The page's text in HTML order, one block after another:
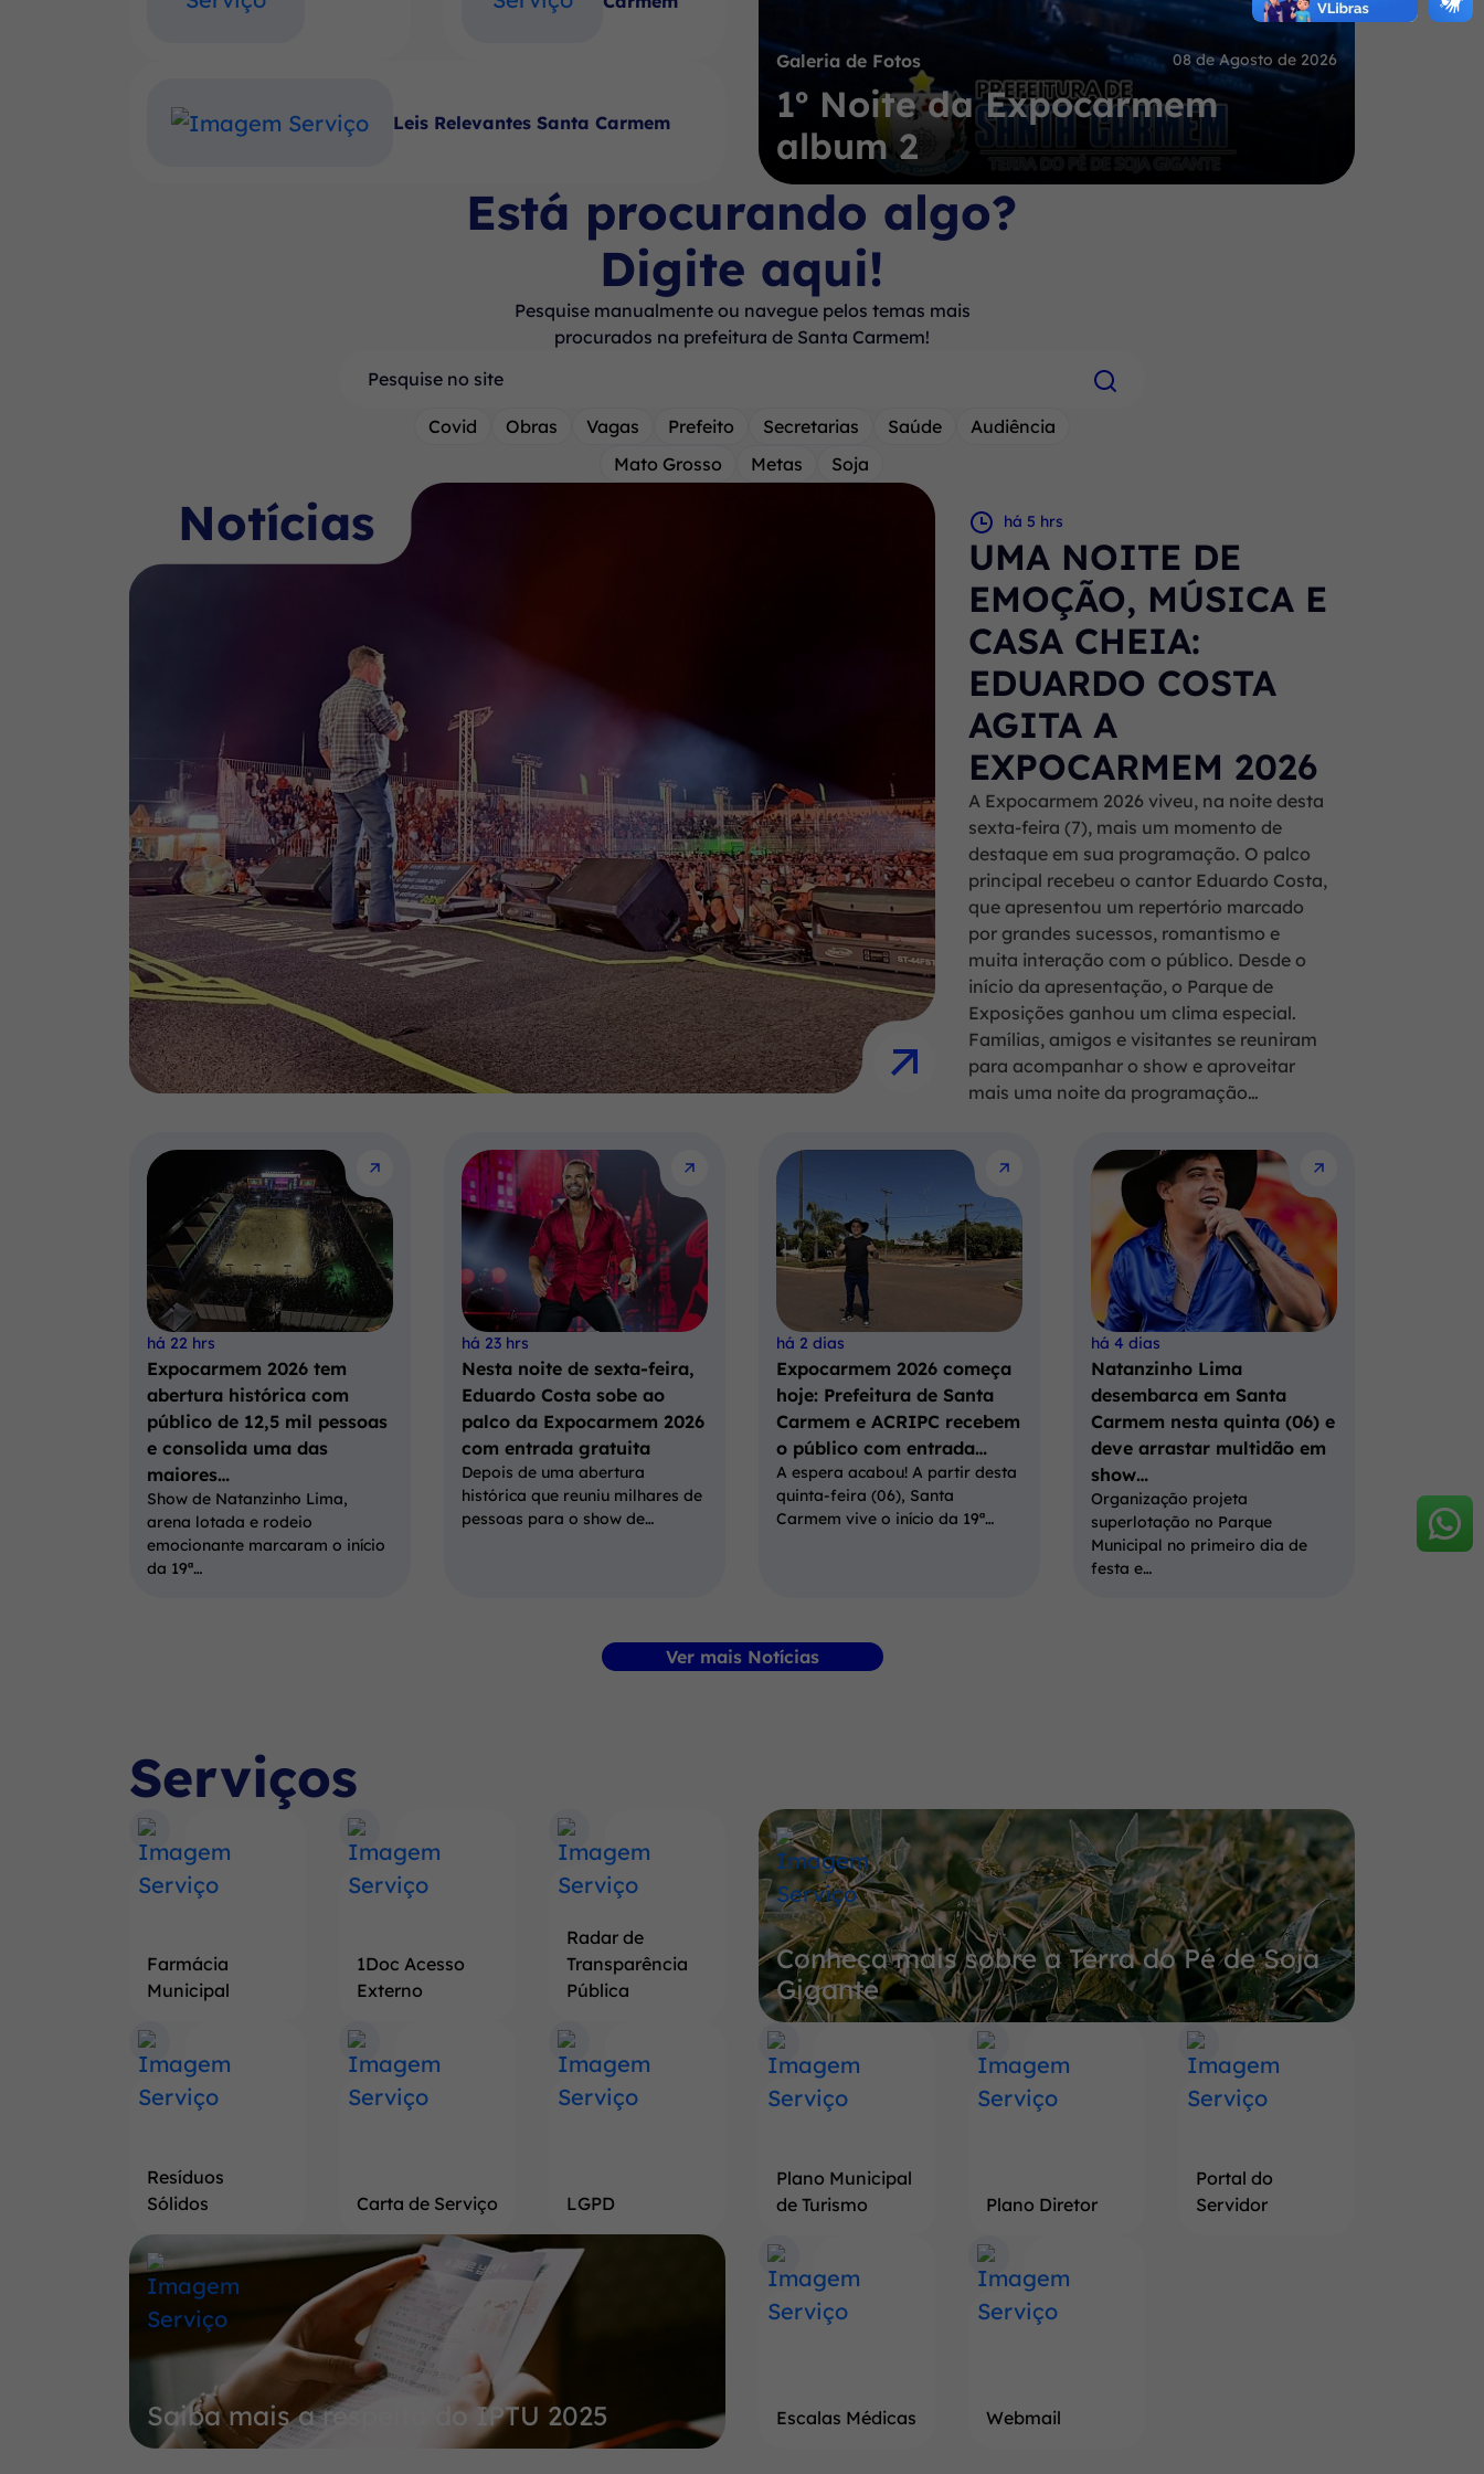
Leis Relevantes Santa Carmem
Galeria de Fotos 08 de Agosto de 2026
1º Noite da Expocarmem
album 2
Está procurando algo?
Digite aqui!
Pesquise manualmente ou navegue pelos temas mais
procurados na prefeitura de Santa Carmem!
Pesquisar
Covid Obras Vagas Prefeito Secretarias Saúde
Audiência
Mato Grosso
Metas Soja
Notícias há 5 hrs
UMA NOITE DE
EMOÇÃO, MÚSICA E
CASA CHEIA:
EDUARDO COSTA
AGITA A
EXPOCARMEM 2026
A Expocarmem 2026 viveu, na noite desta
sexta-feira (7), mais um momento de
destaque em sua programação. O palco
principal recebeu o cantor Eduardo Costa,
que apresentou um repertório marcado
por grandes sucessos, romantismo e
muita interação com o público. Desde o
início da apresentação, o Parque de
Exposições ganhou um clima especial.
Famílias, amigos e visitantes se reuniram
para acompanhar o show e aproveitar
mais uma noite da programação…
há 22 hrs
Expocarmem 2026 tem
abertura histórica com
público de 12,5 mil pessoas
e consolida uma das
maiores…
Show de Natanzinho Lima,
arena lotada e rodeio
emocionante marcaram o início
da 19ª…
há 23 hrs
Nesta noite de sexta-feira,
Eduardo Costa sobe ao
palco da Expocarmem 2026
com entrada gratuita
Depois de uma abertura
histórica que reuniu milhares de
pessoas para o show de…
há 2 dias
Expocarmem 2026 começa
hoje: Prefeitura de Santa
Carmem e ACRIPC recebem
o público com entrada…
A espera acabou! A partir desta
quinta-feira (06), Santa
Carmem vive o início da 19ª…
há 4 dias
Natanzinho Lima
desembarca em Santa
Carmem nesta quinta (06) e
deve arrastar multidão em
show…
Organização projeta
superlotação no Parque
Municipal no primeiro dia de
festa e…
Ver mais Notícias
Serviços
Farmácia
Municipal
1Doc Acesso
Externo
Radar de
Transparência
Pública
Resíduos
Sólidos
Carta de Serviço LGPD
Banner
Saiba
mais
respeito
do
IPTU
Saiba mais a respeito do IPTU 2025
Banner
Conheça
mais
sobre
a
Terra
do
Pé
de
Conheça mais sobre a Terra do Pé de Soja
Gigante
Plano Municipal
de Turismo
Plano Diretor
Portal do
Servidor
Escalas Médicas Webmail